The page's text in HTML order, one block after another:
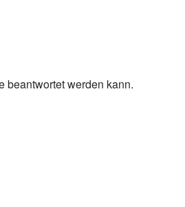
beantwortet werden kann.